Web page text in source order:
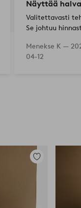
Näyttää
Valitettavasti
Se johtuu
Menekse K —
04-12
Lisää